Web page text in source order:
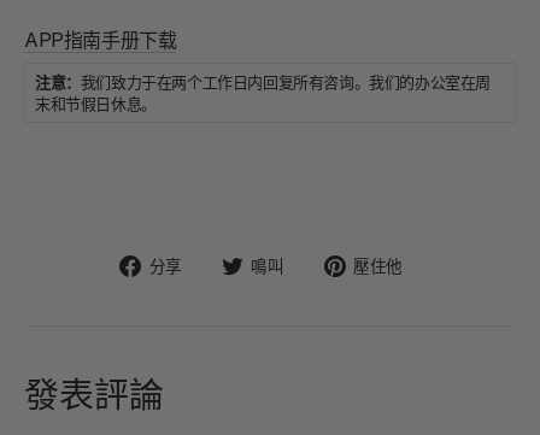
APP指南手册下载
注意： 我们致力于在两个工作日内回复所有咨询。我们的办公室在周
末和节假日休息。
分享 鳴叫 壓住他
發表評論